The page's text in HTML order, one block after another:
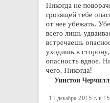
Никогда не
грозящей тебе
от нее убежать.
всего лишь
встречаешь
уходишь в
опасность вдвое.
чего. Никогда!
Уинстон
11 декабря 2015 г. в